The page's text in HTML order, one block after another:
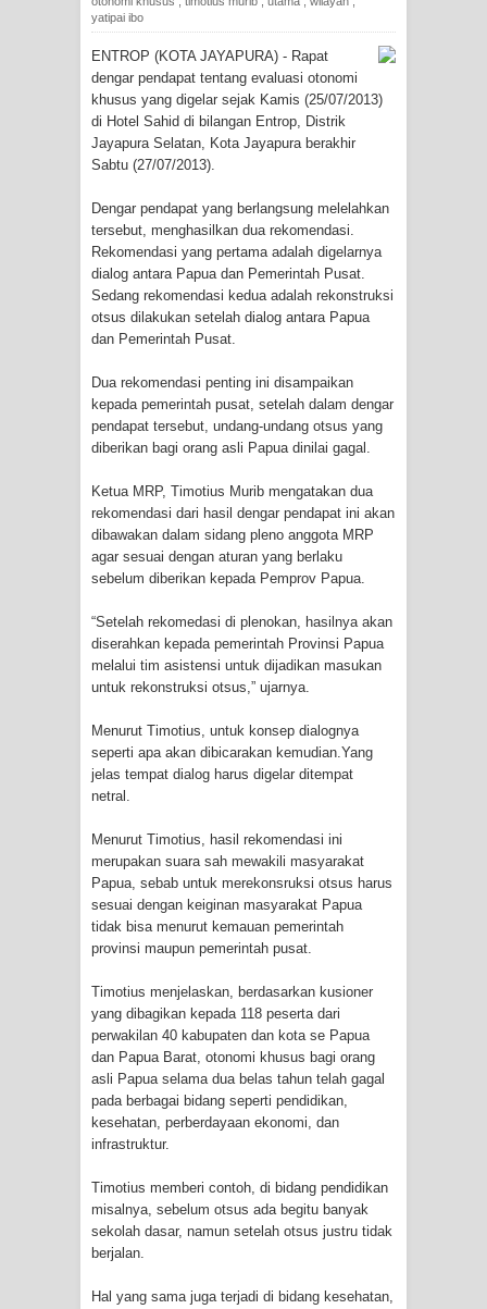
Tiga Personel Polresta Jayapura Kota
Jalani Sidang BP4R di Jayapura
Kapolresta Jayapura Kota
Mengapresiasi Antusiasme Warga
2026 di Lapangan Karang PTC Entrop
Kebakaran Hanguskan Satu Rumah
di Kompleks Asrama Polisi Sorong
Profil Lengkap Papua Barat, Bumi
Cenderawasih di Ujung Barat Papua
Cenderawasih di Ujung Timur
Indonesia
Istimewa di Ujung Sumatera
Lima Rumah Pribadi Terbakar Di
Hamadi Jayapura Selatan
Gempa M3,3 Guncang Nabire, BMKG
Imbau Waspada Susulan
Mama-Mama Pasar Lama Sentani
Protes Tumpukan Sampah dengan
Polres Jayapura Terima Laporan
Hilangnya Agustina Ester Bonsapia
Marthen Medlama Sebut Pemprov
Papua Siapkan 1000 Kuota Beasiswa
Mace
BRI Region 18 Jayapura Salurkan
Bantuan CSR untuk RS Bhayangkara
yatipai ibo
ENTROP (KOTA JAYAPURA) - Rapat
dengar pendapat tentang evaluasi otonomi
khusus yang digelar sejak Kamis (25/07/2013)
di Hotel Sahid di bilangan Entrop, Distrik
Jayapura Selatan, Kota Jayapura berakhir
Sabtu (27/07/2013).
Dengar pendapat yang berlangsung melelahkan
tersebut, menghasilkan dua rekomendasi.
Rekomendasi yang pertama adalah digelarnya
dialog antara Papua dan Pemerintah Pusat.
Sedang rekomendasi kedua adalah rekonstruksi
otsus dilakukan setelah dialog antara Papua
dan Pemerintah Pusat.
Dua rekomendasi penting ini disampaikan
kepada pemerintah pusat, setelah dalam dengar
pendapat tersebut, undang-undang otsus yang
diberikan bagi orang asli Papua dinilai gagal.
Ketua MRP, Timotius Murib mengatakan dua
rekomendasi dari hasil dengar pendapat ini akan
dibawakan dalam sidang pleno anggota MRP
agar sesuai dengan aturan yang berlaku
sebelum diberikan kepada Pemprov Papua.
“Setelah rekomedasi di plenokan, hasilnya akan
diserahkan kepada pemerintah Provinsi Papua
melalui tim asistensi untuk dijadikan masukan
untuk rekonstruksi otsus,” ujarnya.
Menurut Timotius, untuk konsep dialognya
seperti apa akan dibicarakan kemudian.Yang
jelas tempat dialog harus digelar ditempat
netral.
Menurut Timotius, hasil rekomendasi ini
merupakan suara sah mewakili masyarakat
Papua, sebab untuk merekonsruksi otsus harus
sesuai dengan keiginan masyarakat Papua
tidak bisa menurut kemauan pemerintah
provinsi maupun pemerintah pusat.
Timotius menjelaskan, berdasarkan kusioner
yang dibagikan kepada 118 peserta dari
perwakilan 40 kabupaten dan kota se Papua
dan Papua Barat, otonomi khusus bagi orang
asli Papua selama dua belas tahun telah gagal
pada berbagai bidang seperti pendidikan,
kesehatan, perberdayaan ekonomi, dan
infrastruktur.
Timotius memberi contoh, di bidang pendidikan
misalnya, sebelum otsus ada begitu banyak
sekolah dasar, namun setelah otsus justru tidak
berjalan.
Hal yang sama juga terjadi di bidang kesehatan,